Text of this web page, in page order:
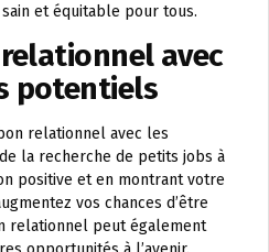
et équitable pour tous.
avec
potentiels
relationnel avec les
la recherche de petits jobs à
positive et en montrant votre
vos chances d’être
relationnel peut également